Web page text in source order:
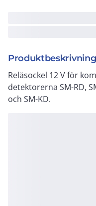
Produktbeskrivning
Reläsockel 12 V för
detektorerna SM-RD,
och SM-KD.